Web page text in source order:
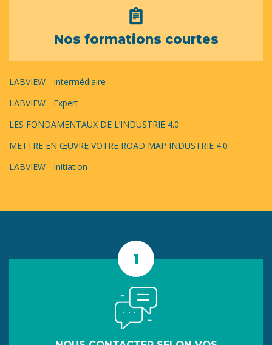
Nos formations courtes
LABVIEW - Intermédiaire
LABVIEW - Expert
LES FONDAMENTAUX DE L’INDUSTRIE 4.0
METTRE EN ŒUVRE VOTRE ROAD MAP INDUSTRIE 4.0
LABVIEW - Initiation